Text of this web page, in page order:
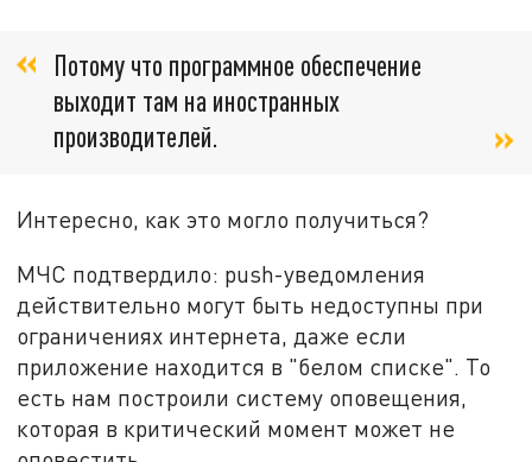
Потому что программное обеспечение
выходит там на иностранных
производителей.
Интересно, как это могло получиться?
МЧС подтвердило: push-уведомления
действительно могут быть недоступны при
ограничениях интернета, даже если
приложение находится в "белом списке". То
есть нам построили систему оповещения,
которая в критический момент может не